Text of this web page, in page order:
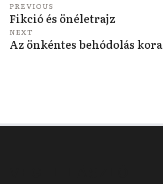
PREVIOUS
Fikció és önéletrajz
NEXT
Az önkéntes behódolás kora